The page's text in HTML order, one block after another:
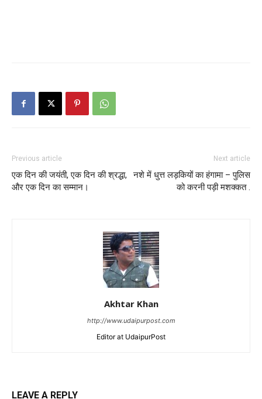
Previous article
एक दिन की जयंती, एक दिन की श्रद्धा,
और एक दिन का सम्मान।
Next article
नशे में धुत्त लड़कियों का हंगामा – पुलिस
को करनी पड़ी मशक्कत .
Akhtar Khan
http://www.udaipurpost.com
Editor at UdaipurPost
LEAVE A REPLY